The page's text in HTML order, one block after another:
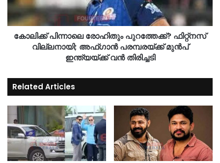
കോലിക്ക് പിന്നാലെ രോഹിതും പുറത്തേക്ക്? ഫിറ്റ്നസ്
വില്ലനായി; അഫ്ഗാൻ പരമ്പരയ്ക്ക് മുൻപ്
ഇന്ത്യയ്ക്ക് വൻ തിരിച്ചടി
Related Articles